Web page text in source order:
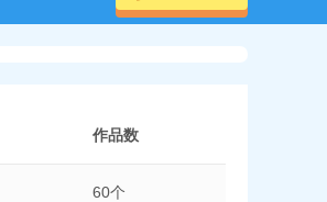
作品数
60个